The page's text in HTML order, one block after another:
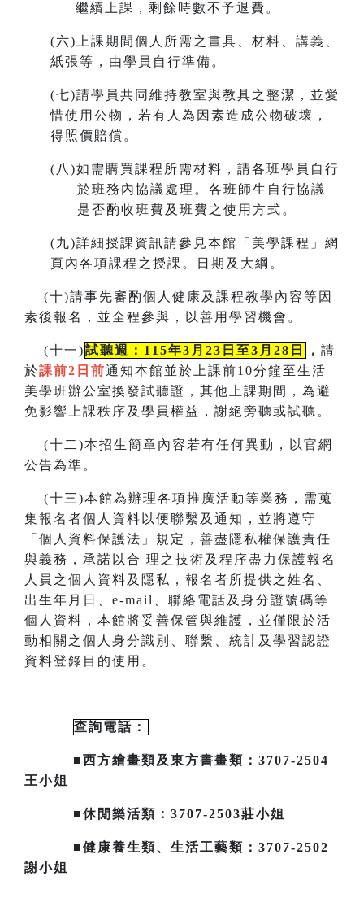
繼續上課，剩餘時數不予退費。
(六)上課期間個人所需之畫具、材料、講義、
紙張等，由學員自行準備。
(七)請學員共同維持教室與教具之整潔，並愛
惜使用公物，若有人為因素造成公物破壞，
得照價賠償。
( 八)如需購買課程所需材料，請各班學員自行
於班務內協議處理。各班師生自行協議
是否酌收班費及班費之使用方式。
(九)詳細授課資訊請參見本館「美學課程」網
頁內各項課程之授課。
日期及大綱。
(十)請事先審酌個人健康及課程教學內容等因
素後報名，並全程參與，以善用學習機會。
(十一)試聽週：115年3月23日至3月28日 ， 請
於課前2日前通知本館並於上課前10分鐘至生活
美學班辦公室換發試聽證， 其他上課期間，為避
免影響上課秩序及學員權益，謝絕旁聽或試聽。
(十二)本招生簡章內容若有任何異動 ，
以官網
公告為準。
(十三)本館為辦理各項推廣活動等業務，需蒐
集報名者個人資料以便聯繫及通知，並將遵守
「個人資料保護法」規定，善盡隱私權保護責任
與義務，承諾以合 理之技術及程序盡力保護報名
人員之個人資料及隱私，報名者所提供之姓名、
出生年月日、 e-mail
、聯絡電話及身分證號碼等
個人資料，本館將妥善保管與維護，並僅限於活
動相關之個人身分識別、聯繫、統計及 學習認證
資料登錄目的使用。
查詢電話：
■西方繪畫類及東方書畫類：3707-2504
王小姐
■休閒樂活類：3707-2503莊小姐
■健康養生類、生活工藝類：3707-2502
謝小姐